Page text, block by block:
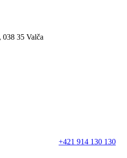
038 35 Valča
+421 914 130 130